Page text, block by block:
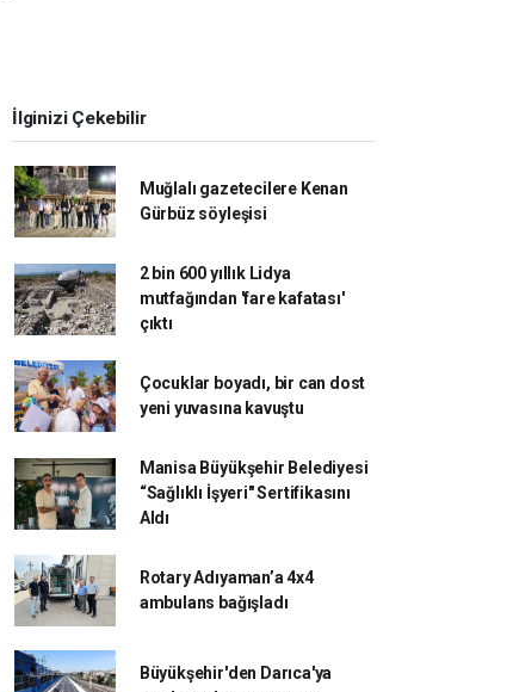
İlginizi Çekebilir
Muğlalı gazetecilere Kenan
Gürbüz söyleşisi
2 bin 600 yıllık Lidya
mutfağından 'fare kafatası'
çıktı
Çocuklar boyadı, bir can dost
yeni yuvasına kavuştu
Manisa Büyükşehir Belediyesi
“Sağlıklı İşyeri" Sertifikasını
Aldı
Rotary Adıyaman’a 4x4
ambulans bağışladı
Büyükşehir'den Darıca'ya